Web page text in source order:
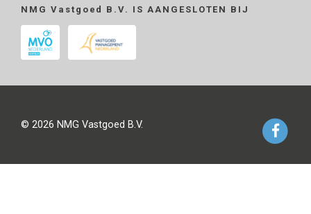
NMG Vastgoed B.V. IS AANGESLOTEN BIJ
© 2026 NMG Vastgoed B.V.